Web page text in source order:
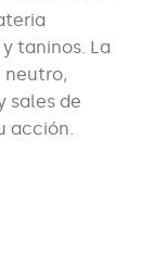
taninos. La
neutro,
sales de
acción.